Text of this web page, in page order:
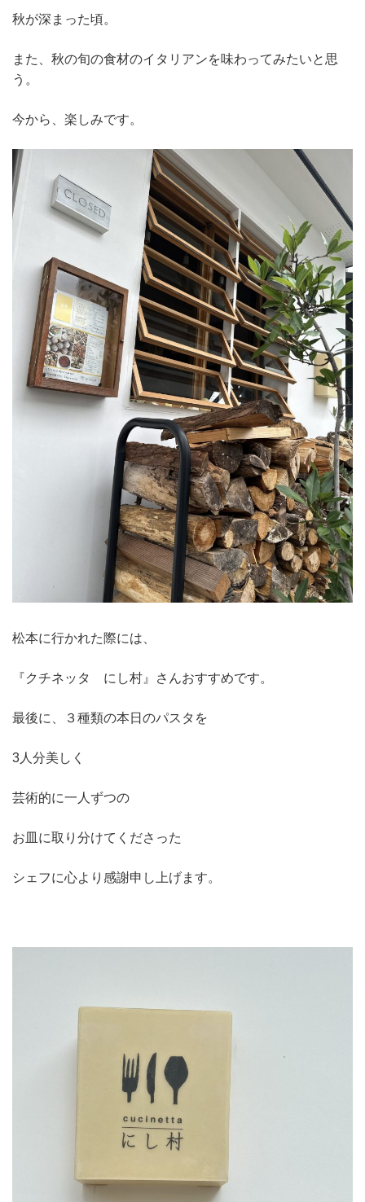
秋が深まった頃。
また、秋の旬の食材のイタリアンを味わってみたいと思
う。
今から、楽しみです。
松本に行かれた際には、
『クチネッタ にし村』さんおすすめです。
最後に、３種類の本日のパスタを
3人分美しく
芸術的に一人ずつの
お皿に取り分けてくださった
シェフに心より感謝申し上げます。